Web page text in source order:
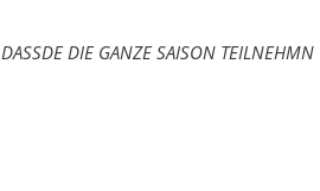
DIE GANZE SAISON